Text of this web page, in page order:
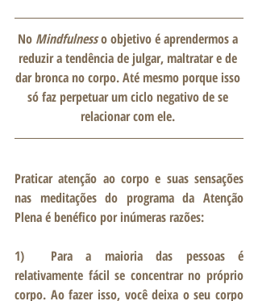
No Mindfulness o objetivo é aprendermos a
reduzir a tendência de julgar, maltratar e de
dar bronca no corpo. Até mesmo porque isso
só faz perpetuar um ciclo negativo de se
relacionar com ele.
Praticar atenção ao corpo e suas sensações
nas meditações do programa da Atenção
Plena é benéfico por inúmeras razões:
1)
  Para a maioria das pessoas é
relativamente fácil se concentrar no próprio
corpo. Ao fazer isso, você deixa o seu corpo